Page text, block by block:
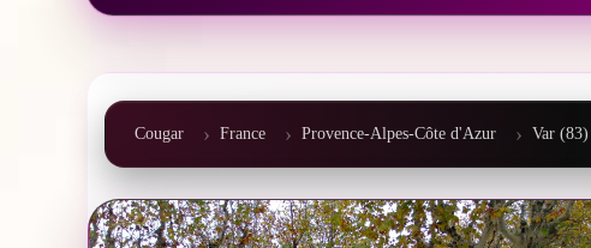
Cougar France Provence-Alpes-Côte d'Azur Var (83)